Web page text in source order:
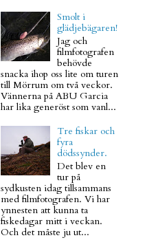
Smolt i
glädjebägaren!
Jag och
filmfotografen
behövde
snacka ihop oss lite om turen
till Mörrum om två veckor.
Vännerna på ABU Garcia
har lika generöst som vanl...
Tre fiskar och
fyra
dödssynder.
Det blev en
tur på
sydkusten idag tillsammans
med filmfotografen. Vi har
ynnesten att kunna ta
fiskedagar mitt i veckan.
Och det måste ju ut...